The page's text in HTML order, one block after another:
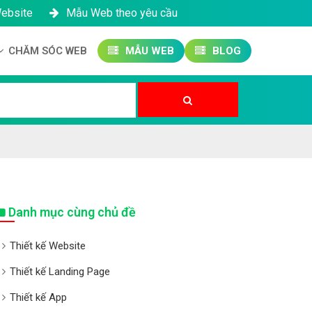
Mẫu Web theo yêu cầu
CHĂM SÓC WEB MẪU WEB BLOG
Danh mục cùng chủ đề
Thiết kế Website
Thiết kế Landing Page
Thiết kế App